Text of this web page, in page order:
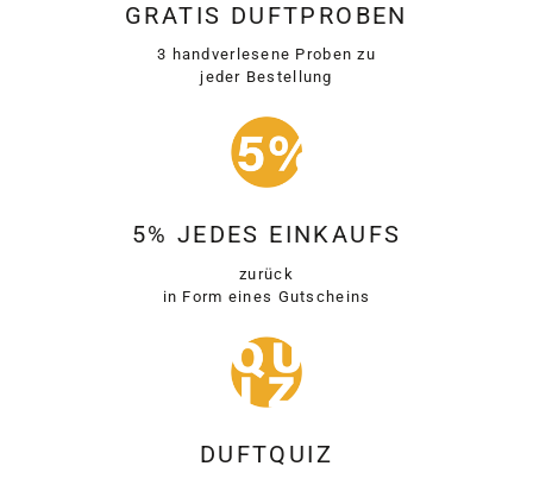
GRATIS DUFTPROBEN
3 handverlesene Proben zu
jeder Bestellung
5% JEDES EINKAUFS
zurück
in Form eines Gutscheins
DUFTQUIZ